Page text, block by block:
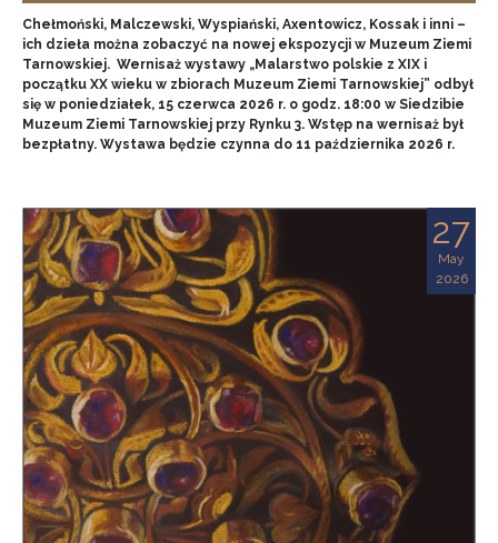
Chełmoński, Malczewski, Wyspiański, Axentowicz, Kossak i inni –
ich dzieła można zobaczyć na nowej ekspozycji w Muzeum Ziemi
Tarnowskiej. Wernisaż wystawy „Malarstwo polskie z XIX i
początku XX wieku w zbiorach Muzeum Ziemi Tarnowskiej” odbył
się w poniedziałek, 15 czerwca 2026 r. o godz. 18:00 w Siedzibie
Muzeum Ziemi Tarnowskiej przy Rynku 3. Wstęp na wernisaż był
bezpłatny. Wystawa będzie czynna do 11 października 2026 r.
27
May
2026